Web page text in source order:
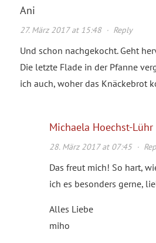
Ani
27. März 2017 at 15:48· Reply
Und schon nachgekocht. Geht
Die letzte Flade in der Pfanne
ich auch, woher das Knäckebrot
Michaela Hoechst-Lühr
28. März 2017 at 07:45·
Das freut mich! So hart,
ich es besonders gerne,
Alles Liebe
miho